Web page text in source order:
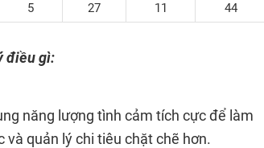
5 27 11 44
điều gì:
năng lượng tình cảm tích cực để làm
quản lý chi tiêu chặt chẽ hơn.